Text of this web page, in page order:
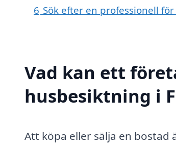
6 Sök efter en professionell
Vad kan ett
husbesiktning i
Att köpa eller sälja en